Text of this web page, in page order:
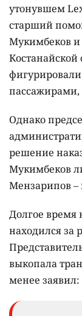
утонувшем
старший
Мукимбеков и
Однако
решение
Мукимбеков
Мензарипов –
Долгое время
находился за
выкопала
менее заявил: